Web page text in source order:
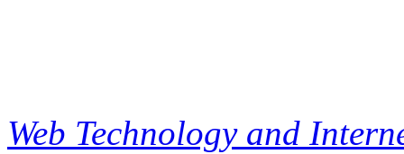
Web Technology and